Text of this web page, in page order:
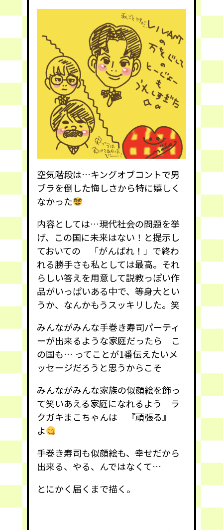
空気階段は…キングオブコントで男
ブラを倒した悔しさから特に嬉しく
なかった
内容としては…現代社会の問題を挙
げ、この国に未来はない！と提示し
ておいての 「がんばれ！」で終わ
れる勝手さも私としては最高。それ
らしい答えを用意して説教っぽい作
品がいっぱいある中で、等身大とい
うか、なんかもうスッキリした。笑
みんながみんな手巻き寿司パーティ
ーが出来るような家庭だったら こ
の国も… ってことが1番伝えたいメ
ッセージだろうと思うからこそ
みんながみんな家族の似顔絵を飾っ
て笑いあえる家庭になれるよう ラ
クガキまこちゃんは 『頑張る』
よ
手巻き寿司も似顔絵も、幸せだから
出来る、やる、んではなくて…
とにかく届くまで描く。